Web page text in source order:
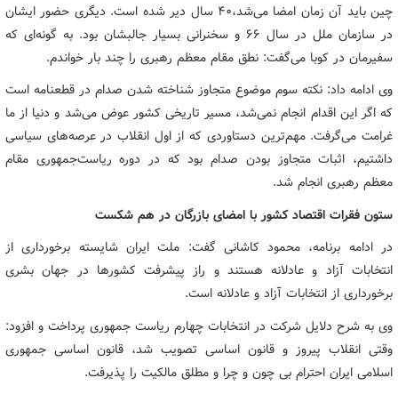
چین باید آن زمان امضا می‌شد،۴۰ سال دیر شده است. دیگری حضور ایشان
در سازمان ملل در سال ۶۶ و سخنرانی بسیار جالبشان بود. به گونه‌ای که
سفیرمان در کوبا می‌گفت: نطق مقام معظم رهبری را چند بار خواندم.
وی ادامه داد: نکته سوم موضوع متجاوز شناخته شدن صدام در قطعنامه است
که اگر این اقدام انجام نمی‌شد، مسیر تاریخی کشور عوض می‌شد و دنیا از ما
غرامت می‌گرفت. مهم‌ترین دستاوردی که از اول انقلاب در عرصه‌های سیاسی
داشتیم، اثبات متجاوز بودن صدام بود که در دوره ریاست‌جمهوری مقام
معظم رهبری انجام شد.
ستون فقرات اقتصاد کشور با امضای بازرگان در هم شکست
در ادامه برنامه، محمود کاشانی گفت: ملت ایران شایسته برخورداری از
انتخابات آزاد و عادلانه هستند و راز پیشرفت کشورها در جهان بشری
برخورداری از انتخابات آزاد و عادلانه است.
وی به شرح دلایل شرکت در انتخابات چهارم ریاست جمهوری پرداخت و افزود:
وقتی انقلاب پیروز و قانون اساسی تصویب شد، قانون اساسی جمهوری
اسلامی ایران احترام بی چون و چرا و مطلق مالکیت را پذیرفت.